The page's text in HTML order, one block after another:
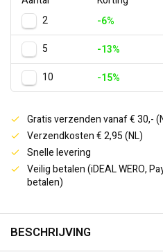
2
-6%
5
-13%
10
-15%
Gratis verzenden vanaf € 30,-
Verzendkosten € 2,95 (NL)
Snelle levering
Veilig betalen (iDEAL WERO,
betalen)
BESCHRIJVING